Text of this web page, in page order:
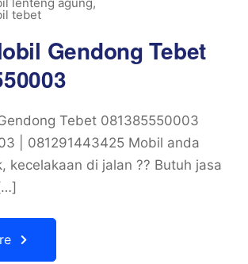
tebet
Gendong Tebet
Tebet 081385550003
| 081291443425 Mobil anda
kecelakaan di jalan ?? Butuh jasa